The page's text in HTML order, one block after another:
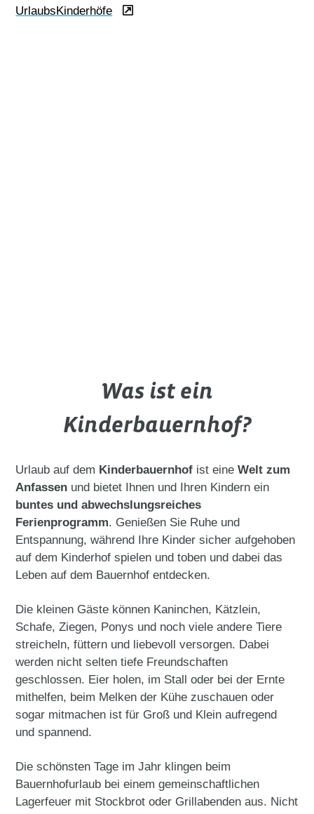
UrlaubsKinderhöfe
Was ist ein
Kinderbauernhof?
Urlaub auf dem Kinderbauernhof ist eineWelt zum
Anfassen und bietet Ihnen und Ihren Kindern ein
buntes und abwechslungsreiches
Ferienprogramm. Genießen Sie Ruhe und
Entspannung, während Ihre Kinder sicher aufgehoben
auf dem Kinderhof spielen und toben und dabei das
Leben auf dem Bauernhof entdecken.
Die kleinen Gäste können Kaninchen, Kätzlein,
Schafe, Ziegen, Ponys und noch viele andere Tiere
streicheln, füttern und liebevoll versorgen. Dabei
werden nicht selten tiefe Freundschaften
geschlossen. Eier holen, im Stall oder bei der Ernte
mithelfen, beim Melken der Kühe zuschauen oder
sogar mitmachen ist für Groß und Klein aufregend
und spannend.
Die schönsten Tage im Jahr klingen beim
Bauernhofurlaub bei einem gemeinschaftlichen
Lagerfeuer mit Stockbrot oder Grillabenden aus. Nicht